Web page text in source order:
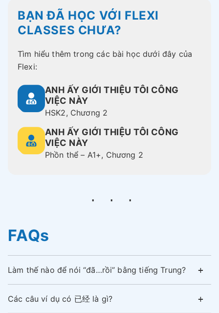
BẠN ĐÃ HỌC VỚI FLEXI
CLASSES CHƯA?
Tìm hiểu thêm trong các bài học dưới đây của
Flexi:
ANH ẤY GIỚI THIỆU TÔI CÔNG
VIỆC NÀY
HSK2, Chương 2
ANH ẤY GIỚI THIỆU TÔI CÔNG
VIỆC NÀY
Phồn thể – A1+, Chương 2
FAQs
Làm thế nào để nói “đã…rồi” bằng tiếng Trung?
Các câu ví dụ có 已经 là gì?